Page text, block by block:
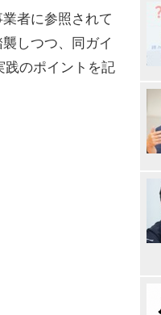
者に参照されて
しつつ、同ガイ
践のポイントを記